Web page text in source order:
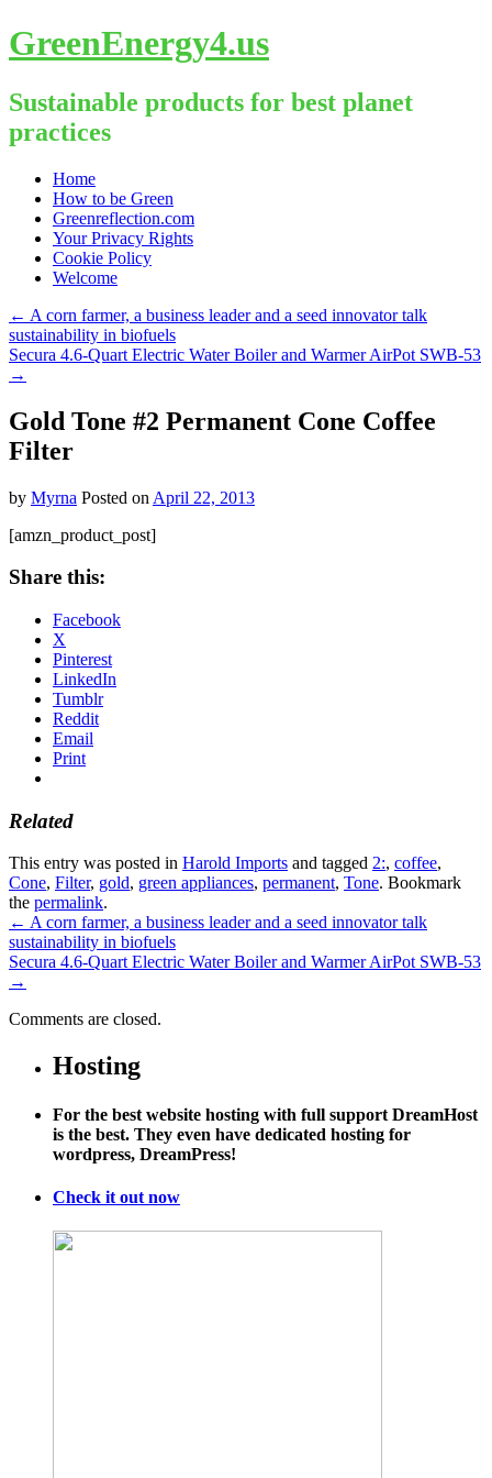
GreenEnergy4.us
Sustainable products for best planet
practices
Skip
content
Home
How to be Green
Greenreflection.com
Your Privacy Rights
Cookie Policy
Welcome
← A corn farmer, a business leader and a seed innovator talk
sustainability in biofuels
Secura 4.6-Quart Electric Water Boiler and Warmer AirPot SWB-53
→
Gold Tone #2 Permanent Cone Coffee
Filter
by Myrna Posted on April 22, 2013
[amzn_product_post]
Share this:
Facebook
X
Pinterest
LinkedIn
Tumblr
Reddit
Email
Print
Related
This entry was posted in Harold Imports and tagged 2:, coffee,
Cone, Filter, gold, green appliances, permanent, Tone. Bookmark
the permalink.
← A corn farmer, a business leader and a seed innovator talk
sustainability in biofuels
Secura 4.6-Quart Electric Water Boiler and Warmer AirPot SWB-53
→
Comments are closed.
Hosting
For the best website hosting with full support DreamHost
is the best. They even have dedicated hosting for
wordpress, DreamPress!
Check it out now